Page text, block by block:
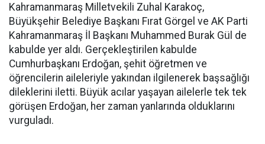
Kahramanmaraş Milletvekili Zuhal Karakoç,
Büyükşehir Belediye Başkanı Fırat Görgel ve AK Parti
Kahramanmaraş İl Başkanı Muhammed Burak Gül de
kabulde yer aldı. Gerçekleştirilen kabulde
Cumhurbaşkanı Erdoğan, şehit öğretmen ve
öğrencilerin aileleriyle yakından ilgilenerek başsağlığı
dileklerini iletti. Büyük acılar yaşayan ailelerle tek tek
görüşen Erdoğan, her zaman yanlarında olduklarını
vurguladı.